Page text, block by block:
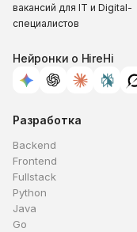
вакансий для IT и Digital-
специалистов
Нейронки о HireHi
Разработка
Backend
Frontend
Fullstack
Python
Java
Go